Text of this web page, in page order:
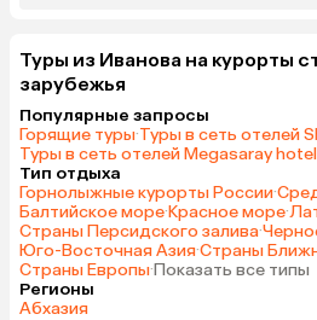
Туры из Иванова на курорты
зарубежья
Популярные запросы
Горящие туры·Туры в сеть отелей
Туры в сеть отелей Megasaray
Тип отдыха
Горнолыжные курорты России·
Балтийское море·Красное море·
Страны Персидского залива·
Юго-Восточная Азия·Страны
Страны Европы·Показать все типы
Регионы
Абхазия